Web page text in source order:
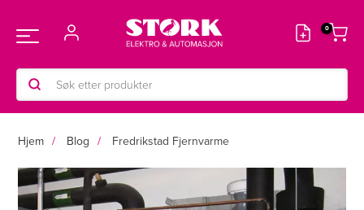
rett
innholdet
Main
Menu
Products
search
Hjem Blog Fredrikstad Fjernvarme